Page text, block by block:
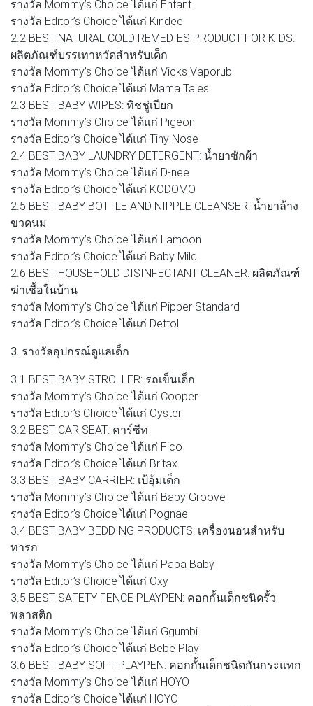
รางวัล Mommy’s Choice ได้แก่ Enfant
รางวัล Editor’s Choice ได้แก่ Kindee
2.2 BEST NATURAL COLD REMEDIES PRODUCT FOR KIDS:
ผลิตภัณฑ์บรรเทาหวัดสำหรับเด็ก
รางวัล Mommy’s Choice ได้แก่ Vicks Vaporub
รางวัล Editor’s Choice ได้แก่ Mama Tales
2.3 BEST BABY WIPES: ทิชชู่เปียก
รางวัล Mommy’s Choice ได้แก่ Pigeon
รางวัล Editor’s Choice ได้แก่ Tiny Nose
2.4 BEST BABY LAUNDRY DETERGENT: น้ำยาซักผ้า
รางวัล Mommy’s Choice ได้แก่ D-nee
รางวัล Editor’s Choice ได้แก่ KODOMO
2.5 BEST BABY BOTTLE AND NIPPLE CLEANSER: น้ำยาล้าง
ขวดนม
รางวัล Mommy’s Choice ได้แก่ Lamoon
รางวัล Editor’s Choice ได้แก่ Baby Mild
2.6 BEST HOUSEHOLD DISINFECTANT CLEANER: ผลิตภัณฑ์
ฆ่าเชื้อในบ้าน
รางวัล Mommy’s Choice ได้แก่ Pipper Standard
รางวัล Editor’s Choice ได้แก่ Dettol
3. รางวัลอุปกรณ์ดูแลเด็ก
3.1 BEST BABY STROLLER: รถเข็นเด็ก
รางวัล Mommy’s Choice ได้แก่ Cooper
รางวัล Editor’s Choice ได้แก่ Oyster
3.2 BEST CAR SEAT: คาร์ซีท
รางวัล Mommy’s Choice ได้แก่ Fico
รางวัล Editor’s Choice ได้แก่ Britax
3.3 BEST BABY CARRIER: เป้อุ้มเด็ก
รางวัล Mommy’s Choice ได้แก่ Baby Groove
รางวัล Editor’s Choice ได้แก่ Pognae
3.4 BEST BABY BEDDING PRODUCTS: เครื่องนอนสำหรับ
ทารก
รางวัล Mommy’s Choice ได้แก่ Papa Baby
รางวัล Editor’s Choice ได้แก่ Oxy
3.5 BEST SAFETY FENCE PLAYPEN: คอกกั้นเด็กชนิดรั้ว
พลาสติก
รางวัล Mommy’s Choice ได้แก่ Ggumbi
รางวัล Editor’s Choice ได้แก่ Bebe Play
3.6 BEST BABY SOFT PLAYPEN: คอกกั้นเด็กชนิดกันกระแทก
รางวัล Mommy’s Choice ได้แก่ HOYO
รางวัล Editor’s Choice ได้แก่ HOYO